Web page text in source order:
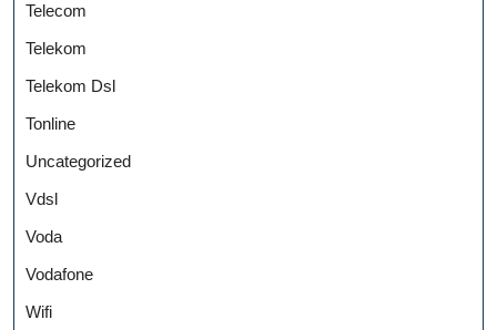
Telecom
Telekom
Telekom Dsl
Tonline
Uncategorized
Vdsl
Voda
Vodafone
Wifi